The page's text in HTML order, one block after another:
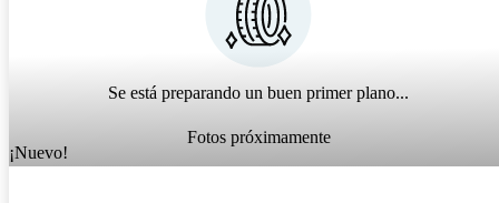
Se está preparando un buen primer plano...
Fotos próximamente
¡Nuevo!